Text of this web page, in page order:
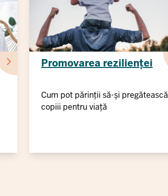
Promovarea rezilienței
Cum pot părinții să-și pregătească
copiii pentru viață